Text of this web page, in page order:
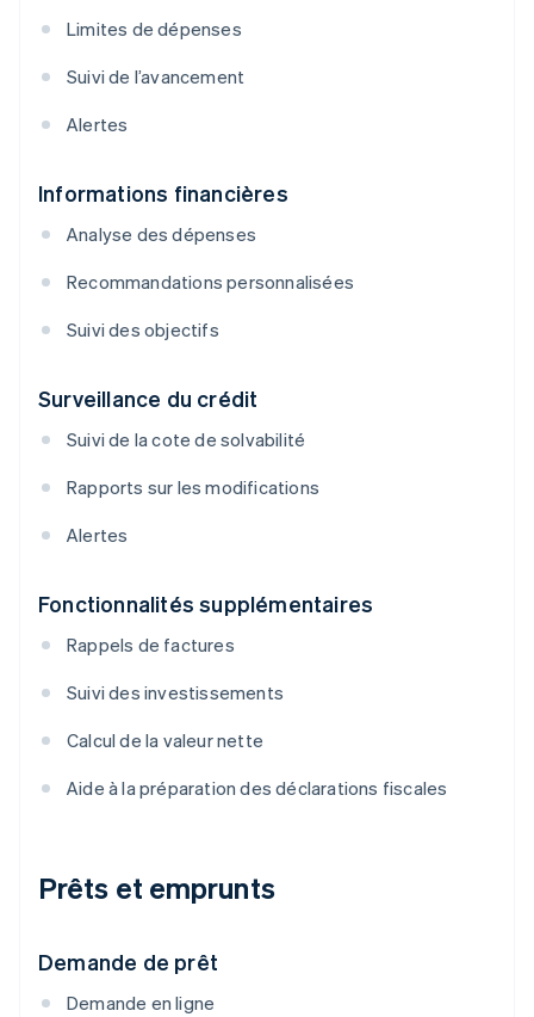
Limites de dépenses
Suivi de l’avancement
Alertes
Informations financières
Analyse des dépenses
Recommandations personnalisées
Suivi des objectifs
Surveillance du crédit
Suivi de la cote de solvabilité
Rapports sur les modifications
Alertes
Fonctionnalités supplémentaires
Rappels de factures
Suivi des investissements
Calcul de la valeur nette
Aide à la préparation des déclarations fiscales
Prêts et emprunts
Demande de prêt
Demande en ligne